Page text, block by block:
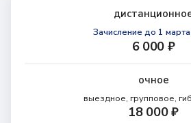
Зачисление до 1
6 000 ₽
очное
выездное, групповое,
18 000 ₽